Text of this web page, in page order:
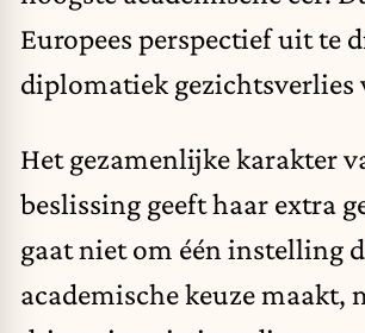
Europees perspectief uit te
diplomatiek gezichtsverlies
Het gezamenlijke karakter
beslissing geeft haar extra
gaat niet om één instelling
academische keuze maakt,